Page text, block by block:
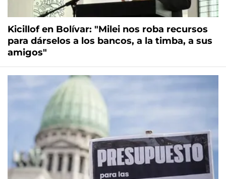
Kicillof en Bolívar: "Milei nos roba recursos
para dárselos a los bancos, a la timba, a sus
amigos"